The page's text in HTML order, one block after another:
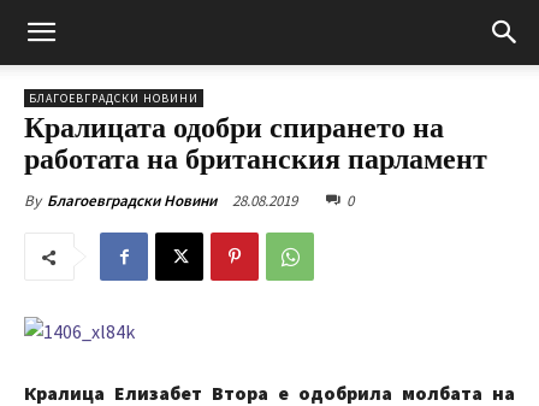
БЛАГОЕВГРАДСКИ НОВИНИ
Кралицата одобри спирането на
работата на британския парламент
By Благоевградски Новини 28.08.2019 0
Кралица Елизабет Втора е одобрила молбата на